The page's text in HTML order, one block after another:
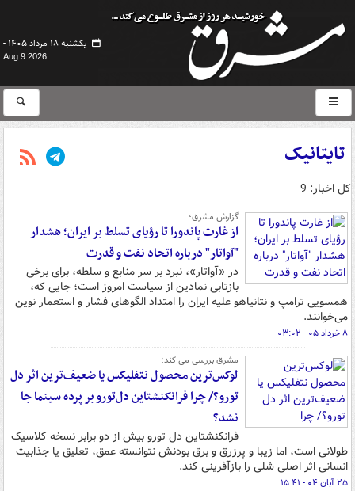
یکشنبه ۱۸ مرداد ۱۴۰۵ -
Aug 9 2026
تایتانیک
کل اخبار: 9
گزارش مشرق؛
از غارت پاندورا تا رؤیای تسلط بر ایران؛ هشدار
"آواتار" درباره اتحاد نفت و قدرت
در «آواتار»، نبرد بر سر منابع و سلطه، برای برخی
بازتابی نمادین از سیاست امروز است؛ جایی که،
همسویی ترامپ و نتانیاهو علیه ایران را امتداد الگوهای فشار و استعمار نوین
می‌خوانند.
۸ خرداد ۰۵ - ۰۳:۰۲
مشرق بررسی می کند؛
لوکس‌ترین محصول نتفلیکس یا ضعیف‌ترین اثر دل
تورو؟/ چرا فرانکنشتاین دل‌تورو بر پرده سینما جا
نشد؟
فرانکنشتاین دل تورو بیش از دو برابر نسخه کلاسیک
طولانی است، اما زیبا و پرزرق و برق بودنش نتوانسته عمق، تعلیق یا جذابیت
انسانی اثر اصلی شلی را بازآفرینی کند.
۲۵ آبان ۰۴ - ۱۵:۴۱